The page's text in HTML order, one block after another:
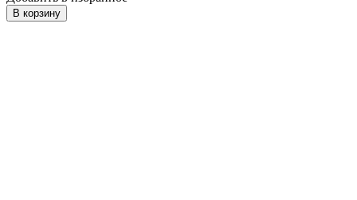
В корзину